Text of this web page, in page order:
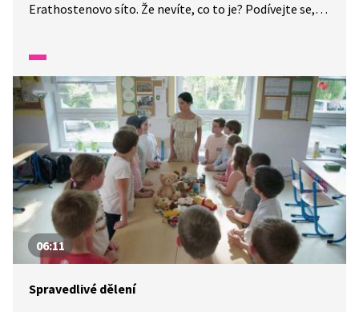
Erathostenovo síto. Že nevíte, co to je? Podívejte se,
06:11
Spravedlivé dělení